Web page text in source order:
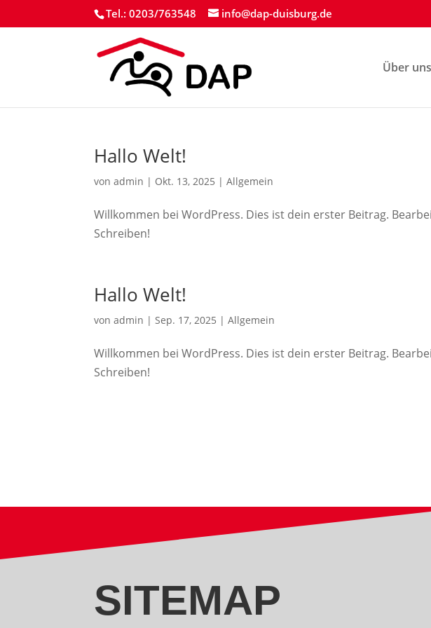
Tel.: 0203/763548 info@dap-duisburg.de
Über uns
Hallo Welt!
vonadmin | Okt. 13, 2025 |Allgemein
Willkommen bei WordPress. Dies ist dein erster Beitrag.
Schreiben!
Hallo Welt!
vonadmin |Sep. 17, 2025 |Allgemein
Willkommen bei WordPress. Dies ist dein erster Beitrag.
Schreiben!
SITEMAP